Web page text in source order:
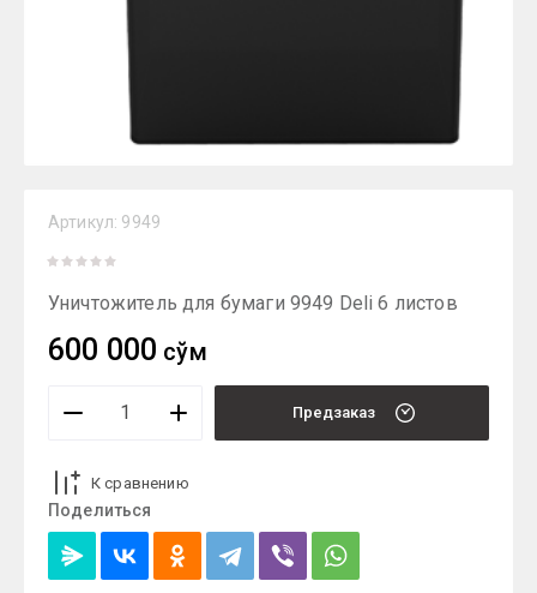
Артикул: 9949
Уничтожитель для бумаги 9949 Deli 6 листов
600 000 сўм
Предзаказ
К сравнению
Поделиться